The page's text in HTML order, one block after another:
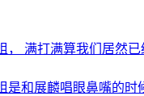
， 满打满算我们居然
是和展麟唱眼鼻嘴的